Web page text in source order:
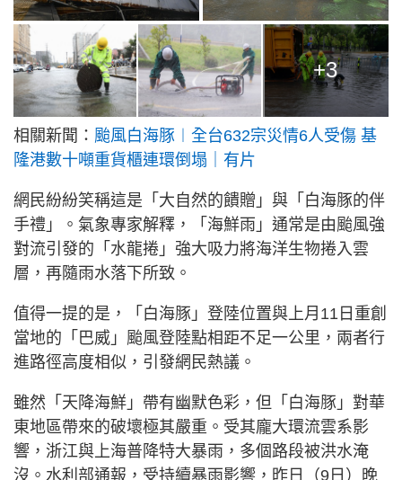
+3
相關新聞： 颱風白海豚︱全台632宗災情6人受傷 基
隆港數十噸重貨櫃連環倒塌｜有片
網民紛紛笑稱這是「大自然的饋贈」與「白海豚的伴
手禮」。氣象專家解釋，「海鮮雨」通常是由颱風強
對流引發的「水龍捲」強大吸力將海洋生物捲入雲
層，再隨雨水落下所致。
值得一提的是，「白海豚」登陸位置與上月11日重創
當地的「巴威」颱風登陸點相距不足一公里，兩者行
進路徑高度相似，引發網民熱議。
雖然「天降海鮮」帶有幽默色彩，但「白海豚」對華
東地區帶來的破壞極其嚴重。受其龐大環流雲系影
響，浙江與上海普降特大暴雨，多個路段被洪水淹
沒。水利部通報，受持續暴雨影響，昨日（9日）晚